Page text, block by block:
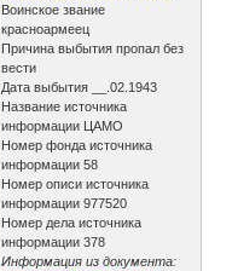
Воинское звание
красноармеец
Причина выбытия пропал без
вести
Дата выбытия __.02.1943
Название источника
информации ЦАМО
Номер фонда источника
информации 58
Номер описи источника
информации 977520
Номер дела источника
информации 378
Информация из документа: